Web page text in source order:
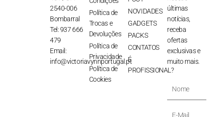
2540-006
Bombarral
Tel: 937 666
479
Email:
info@victoriavynnportugal.pt
Política de
Trocas e
Devoluções
Política de
Privacidade
Política de
Cookies
NOVIDADES
GADGETS
PACKS
CONTATOS
É
PROFISSIONAL?
últimas
notícias,
receba
ofertas
exclusivas e
muito mais.
Nome
E-